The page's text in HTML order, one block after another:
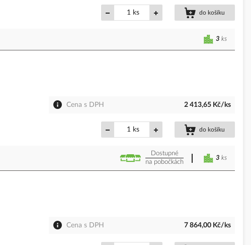
ks do košíku
3 ks
Cena s DPH 2 413,65 Kč/ks
ks do košíku
Dostupné
na pobočkách
3 ks
Cena s DPH 7 864,00 Kč/ks